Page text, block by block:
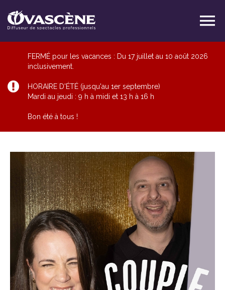
FERMÉ pour les vacances : Du 17 juillet au 10 août 2026
inclusivement.
HORAIRE D'ÉTÉ (jusqu'au 1er septembre)
Mardi au jeudi : 9 h à midi et 13 h à 16 h
Bon été à tous !